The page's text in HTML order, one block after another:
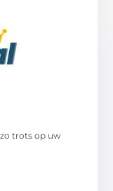
trots op uw